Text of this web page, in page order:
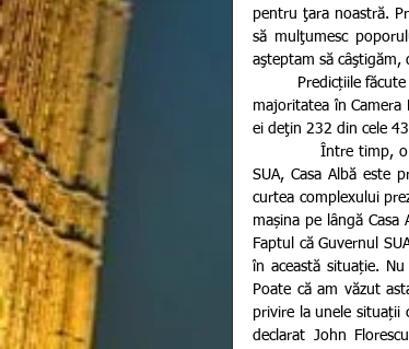
pentru ţara noastră.
să mulţumesc
aşteptam să câştigăm,
majoritatea în Camera
ei deţin 232 din cele
             Între timp, o altă premieră a avut loc în Statele Unite. Pentru prima dată în istoria alegerilor
SUA, Casa Albă este
curtea complexului
mașina pe lângă
Faptul că Guvernul
în această situație.
Poate că am văzut
privire la unele situații
declarat John